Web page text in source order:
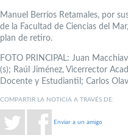
Manuel Berríos Retamales, por
de la Facultad de Ciencias del
plan de retiro.
FOTO PRINCIPAL: Juan
(s); Raúl Jiménez, Vicerrector
Docente y Estudiantil; Carlos
COMPARTIR LA NOTICIA A TRAVÉS DE:
Enviar a un amigo